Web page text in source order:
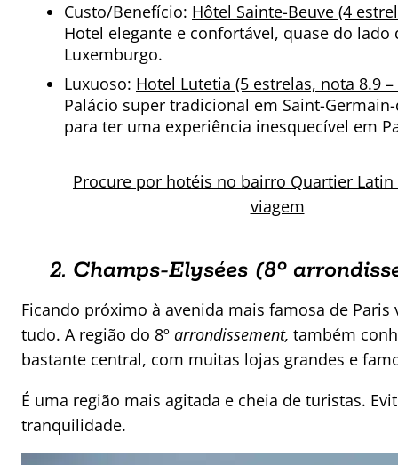
Custo/Benefício: Hôtel Sainte-Beuve (4
Hotel elegante e confortável, quase do lado
Luxemburgo.
Luxuoso: Hotel Lutetia (5 estrelas, nota 8.9 –
Palácio super tradicional em Saint-
para ter uma experiência inesquecível em
Procure por hotéis no bairro Quartier Latin
viagem
2. Champs-Elysées (8º
Ficando próximo à avenida mais famosa de Paris
tudo. A região do 8º arrondissement, também
bastante central, com muitas lojas grandes e
É uma região mais agitada e cheia de turistas.
tranquilidade.